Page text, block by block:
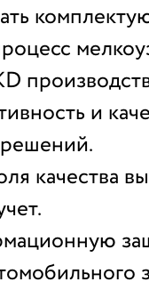
и
качества